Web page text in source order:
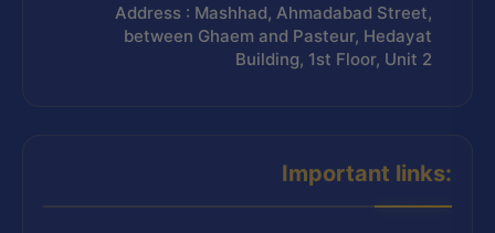
Address : Mashhad, Ahmadabad Street,
between Ghaem and Pasteur, Hedayat
Building, 1st Floor, Unit 2
Important links: